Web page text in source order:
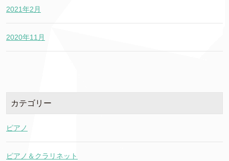
2021年2月
2020年11月
カテゴリー
ピアノ
ピアノ＆クラリネット